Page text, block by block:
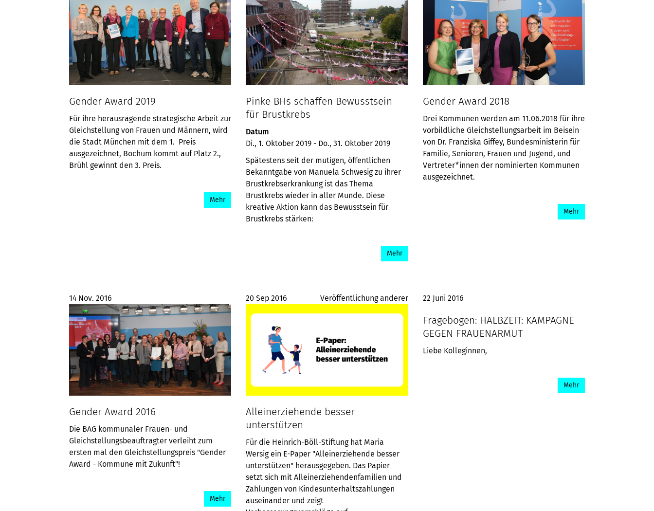
Gender Award 2019
Für ihre herausragende strategische Arbeit zur
Gleichstellung von Frauen und Männern, wird
die Stadt München mit dem 1. Preis
ausgezeichnet, Bochum kommt auf Platz 2.,
Brühl gewinnt den 3. Preis.
Mehr
Pinke BHs schaffen Bewusstsein
für Brustkrebs
Datum
Di., 1. Oktober 2019 - Do., 31. Oktober 2019
Spätestens seit der mutigen, öffentlichen
Bekanntgabe von Manuela Schwesig zu ihrer
Brustkrebserkrankung ist das Thema
Brustkrebs wieder in aller Munde. Diese
kreative Aktion kann das Bewusstsein für
Brustkrebs stärken:
Mehr
Gender Award 2018
Drei Kommunen werden am 11.06.2018 für ihre
vorbildliche Gleichstellungsarbeit im Beisein
von Dr. Franziska Giffey, Bundesministerin für
Familie, Senioren, Frauen und Jugend, und
Vertreter*innen der nominierten Kommunen
ausgezeichnet.
Mehr
14 Nov. 2016
Gender Award 2016
Die BAG kommunaler Frauen- und
Gleichstellungsbeauftragter verleiht zum
ersten mal den Gleichstellungspreis "Gender
Award - Kommune mit Zukunft"!
Mehr
Veröffentlichung anderer
20 Sep 2016
Alleinerziehende besser
unterstützen
Für die Heinrich-Böll-Stiftung hat Maria
Wersig ein E-Paper "Alleinerziehende besser
unterstützen" herausgegeben. Das Papier
setzt sich mit Alleinerziehendenfamilien und
Zahlungen von Kindesunterhaltszahlungen
auseinander und zeigt
22 Juni 2016
Fragebogen: HALBZEIT: KAMPAGNE
GEGEN FRAUENARMUT
Liebe Kolleginnen,
Mehr